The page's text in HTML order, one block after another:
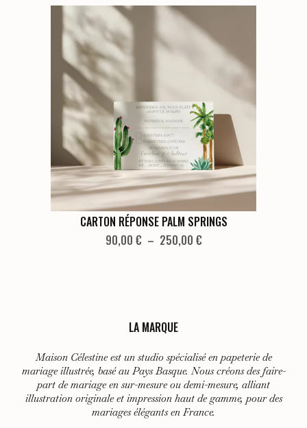
plusieurs
variations.
options
peuvent
être
choisies
sur
page
du
produit
135,00 €
450,00 €
être
choisies
sur
CARTON RÉPONSE PALM SPRINGS
90,00 € – 250,00 €Plage
LA MARQUE
Maison Célestine est un studio spécialisé en papeterie de
mariage illustrée, basé au Pays Basque. Nous créons des faire-
part de mariage en sur-mesure ou demi-mesure, alliant
illustration originale et impression haut de gamme, pour des
mariages élégants en France.